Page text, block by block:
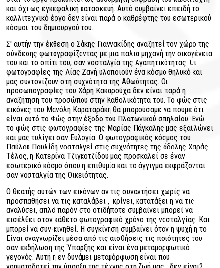
και όχι ως εγκεφαλική κατασκευή. Αυτό συμβαίνει επειδή το
καλλιτεχνικό έργο δεν είναι παρά ο καθρέφτης του εσωτερικού
κόσμου του δημιουργού του.
Σ' αυτήν την έκθεση ο Σάκης Γιαννακίδης αναζητεί τον χώρο της
σύνδεσης φωτογραφίζοντας με μια παλιά μηχανή την οικογένεια
του και το σπίτι του, σαν νοσταλγία της Αγαπητικότητας. Οι
φωτογραφίες της Λίας Ζανή υλοποιούν ένα κόσμο θηλυκό και
μας συντονίζουν στη συχνότητα της Αθωότητας. Οι
προσωπογραφίες του Χάρη Κακαρούχα δεν είναι παρά η
αναζήτηση του προσώπου στην Καθολικότητα του. Το φώς στις
εικόνες του Μανόλη Καραταράκη θα μπορούσαμε να πούμε ότι
είναι αυτό το Φώς στην έξοδο του Πλατωνικού σπηλαίου. Ενώ
το φώς στις φωτογραφίες της Μαρίας Πάγκαλης μας εξαϋλώνει
και μας τυλίγει σαν Ευλογία. Ο φωτογραφικός κόσμος του
Παύλου Παυλίδη νοσταλγεί στις συχνότητες της άδολης Χαράς.
Τέλος, η Κατερίνα Τζιγκοτζίδου μας προσκαλεί σε έναν
εσωτερικό κόσμο όπου η επιθυμία και το άγγιγμα εκφράζονται
σαν νοσταλγία της Οικειότητας.
Ο θεατής αυτών των εικόνων αν τις συναντήσει χωρίς να
προσπαθήσει να τις καταλάβει , κρίνει, κατατάξει η να τις
αναλύσει, απλά παρόν στο οτιδήποτε συμβαίνει μπορεί να
εισέλθει στον κάθετο φωτογραφικό χρόνο της νοσταλγίας. Και
μπορεί να συν-κινηθεί. Η συγκίνηση συμβαίνει όταν η ψυχή η το
Είναι αναγνωρίζει μέσα από τις αισθήσεις τις ποιότητες του
σαν εκδήλωση της Ύπαρξης και είναι ένα μεταμορφωτικό
γεγονός. Αυτή η εν δυνάμει μεταμόρφωση είναι που